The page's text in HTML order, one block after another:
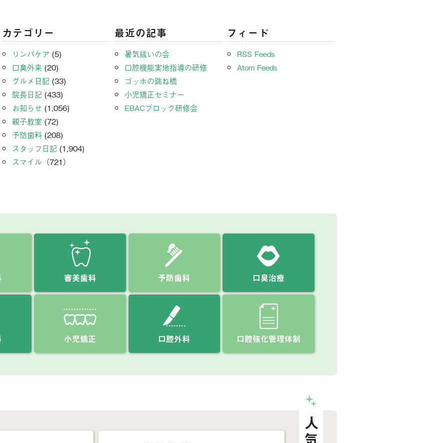
カテゴリー
リンパケア (5)
口臭外来 (20)
グルメ日記 (33)
院長日記 (433)
お知らせ (1,056)
親子教室 (72)
予防歯科 (208)
スタッフ日記 (1,904)
スマイル （721）
最近の記事
暑気祓いの会
口腔機能実地指導の研修
ゴッホの跳ね橋
小児矯正セミナー
EBACブロック研修会
フィード
RSS Feeds
Atom Feeds
審美歯科 予防歯科 口臭治療
小児矯正 口腔外科 口腔強化管理体制